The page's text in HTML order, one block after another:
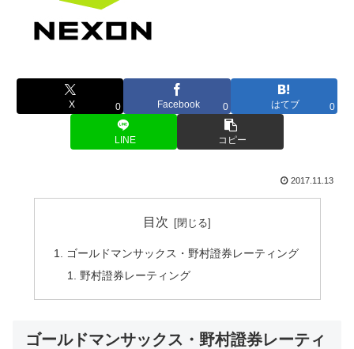
X 0 Facebook 0 はてブ 0
LINE コピー
2017.11.13
目次
ゴールドマンサックス・野村證券レーティング
野村證券レーティング
ゴールドマンサックス・野村證券レーティ